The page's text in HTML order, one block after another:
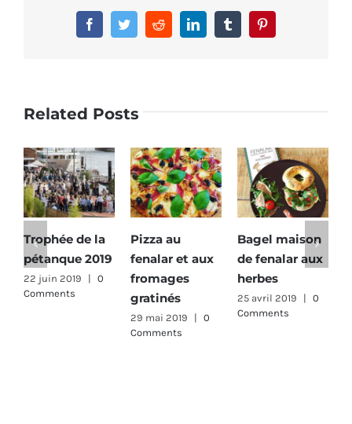
FacebookTwitterRedditLinkedInTumblr
Related Posts
Trophée de la
pétanque 2019
22 juin 2019 |
0
Comments
Pizza au
fenalar et aux
fromages
gratinés
29 mai 2019 |
0
Comments
Bagel maison
de fenalar aux
herbes
25 avril 2019 |
0
Comments